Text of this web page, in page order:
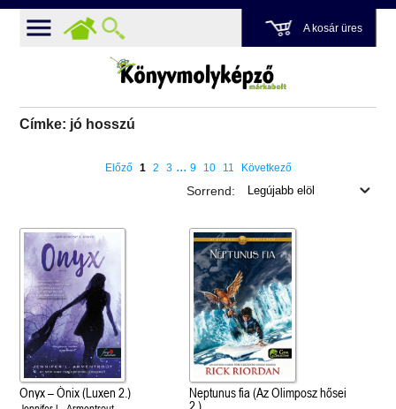
A kosár üres
Címke: jó hosszú
Előző 1 2 3 ... 9 10 11 Következő
Sorrend:
Onyx – Ónix (Luxen 2.)
Neptunus fia (Az Olimposz hősei
2.)